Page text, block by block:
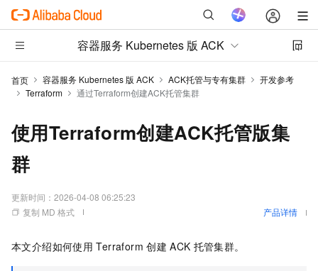
容器服务 Kubernetes 版 ACK
首页 容器服务 Kubernetes 版 ACK ACK托管与专有集群
开发参考
Terraform
通过Terraform创建ACK托管集群
使用Terraform创建ACK托管版集
群
更新时间： 2026-04-08 06:25:23
复制 MD 格式
产品详情
本文介绍如何使用 Terraform 创建 ACK 托管集群。